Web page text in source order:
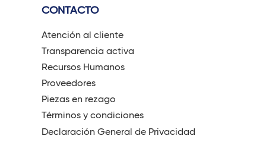
CONTACTO
Atención al cliente
Transparencia activa
Recursos Humanos
Proveedores
Piezas en rezago
Términos y condiciones
Declaración General de Privacidad